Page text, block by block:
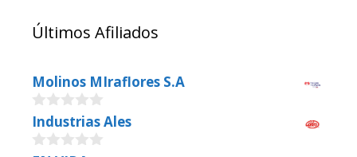
Últimos Afiliados
Molinos MIraflores S.A
0
o
u
Industrias Ales